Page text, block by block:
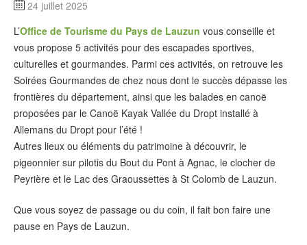
Agenda 2026
Contact
24 juillet 2025
L’Office de Tourisme du Pays de Lauzun vous conseille et
vous propose 5 activités pour des escapades sportives,
culturelles et gourmandes. Parmi ces activités, on retrouve les
Soirées Gourmandes de chez nous dont le succès dépasse les
frontières du département, ainsi que les balades en canoë
proposées par le Canoë Kayak Vallée du Dropt installé à
Allemans du Dropt pour l’été !
Autres lieux ou éléments du patrimoine à découvrir, le
pigeonnier sur pilotis du Bout du Pont à Agnac, le clocher de
Peyrière et le Lac des Graoussettes à St Colomb de Lauzun.
Que vous soyez de passage ou du coin, il fait bon faire une
pause en Pays de Lauzun.